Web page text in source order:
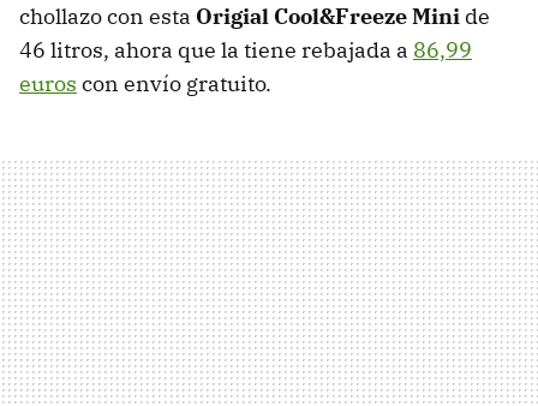
chollazo con esta Origial Cool&Freeze Mini de
46 litros, ahora que la tiene rebajada a 86,99
euros con envío gratuito.